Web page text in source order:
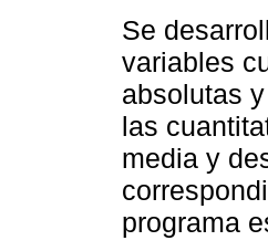
Se
variables
absolutas
las
media y
programa